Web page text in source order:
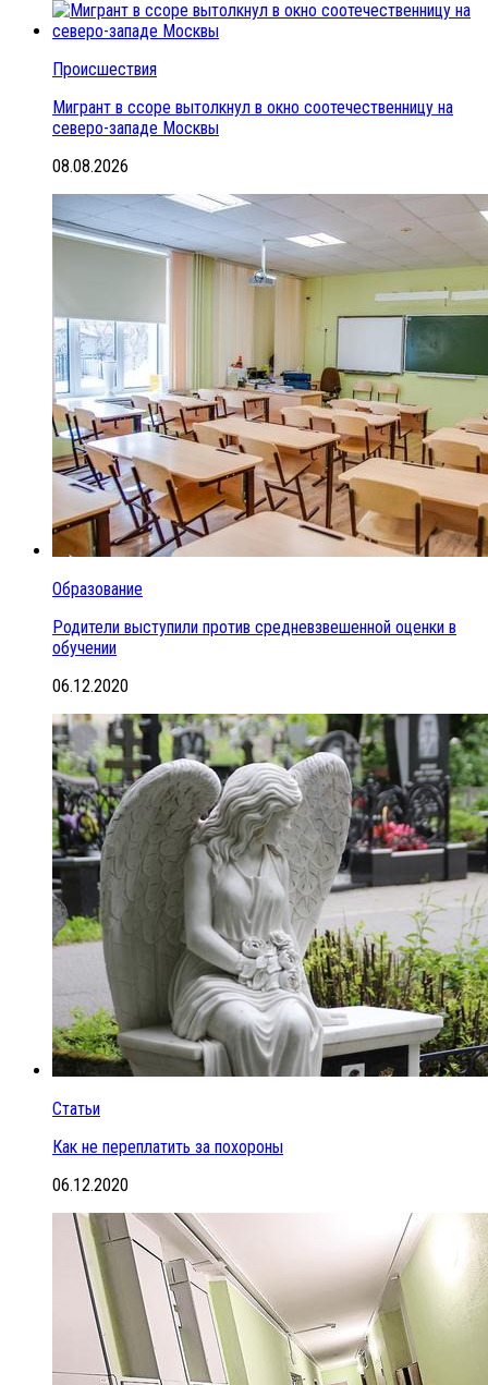
Происшествия
Мигрант в ссоре вытолкнул в окно соотечественницу на
северо-западе Москвы
08.08.2026
Образование
Родители выступили против средневзвешенной оценки в
обучении
06.12.2020
Статьи
Как не переплатить за похороны
06.12.2020